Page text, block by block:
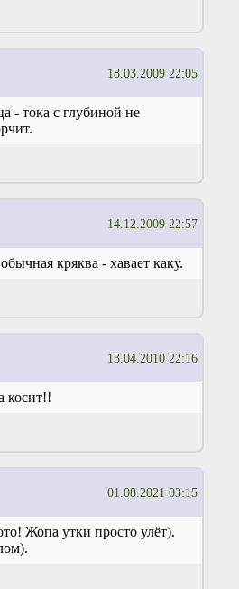
18.03.2009 22:05
- тока с глубиной не
14.12.2009 22:57
кряква - хавает каку.
13.04.2010 22:16
косит!!
01.08.2021 03:15
Жопа утки просто улёт).